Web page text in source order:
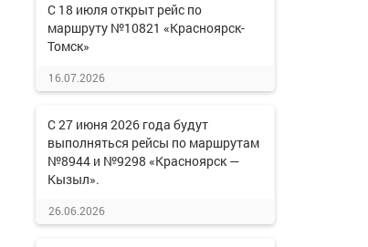
С 18 июля открыт рейс по
маршруту №10821 «Красноярск-
Томск»
16.07.2026
С 27 июня 2026 года будут
выполняться рейсы по маршрутам
№8944 и №9298 «Красноярск —
Кызыл».
26.06.2026